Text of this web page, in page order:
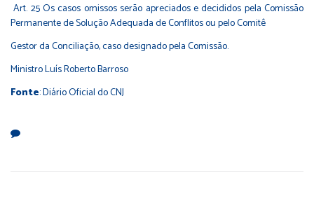
Art. 25 Os casos omissos serão apreciados e decididos pela Comissão
Permanente de Solução Adequada de Conflitos ou pelo Comitê
Gestor da Conciliação, caso designado pela Comissão.
Ministro Luís Roberto Barroso
Fonte: Diário Oficial do CNJ